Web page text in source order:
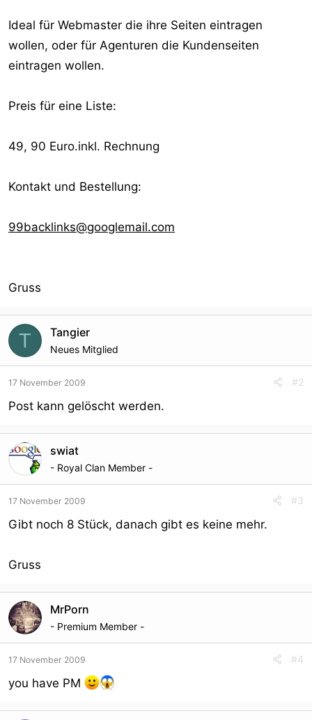
Ideal für Webmaster die ihre Seiten eintragen
wollen, oder für Agenturen die Kundenseiten
eintragen wollen.
Preis für eine Liste:
49, 90 Euro.inkl. Rechnung
Kontakt und Bestellung:
99backlinks@googlemail.com
Gruss
T Tangier
Neues Mitglied
17 November 2009 #2
Post kann gelöscht werden.
swiat
- Royal Clan Member -
17 November 2009 #3
Gibt noch 8 Stück, danach gibt es keine mehr.
Gruss
MrPorn
- Premium Member -
17 November 2009 #4
you have PM